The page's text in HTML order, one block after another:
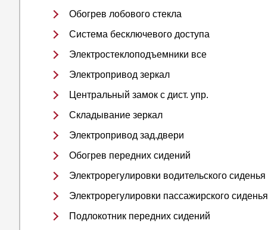
Обогрев лобового стекла
Система бесключевого доступа
Электростеклоподъемники все
Электропривод зеркал
Центральный замок с дист. упр.
Складывание зеркал
Электропривод зад.двери
Обогрев передних сидений
Электрорегулировки водительского сиденья
Электрорегулировки пассажирского сиденья
Подлокотник передних сидений